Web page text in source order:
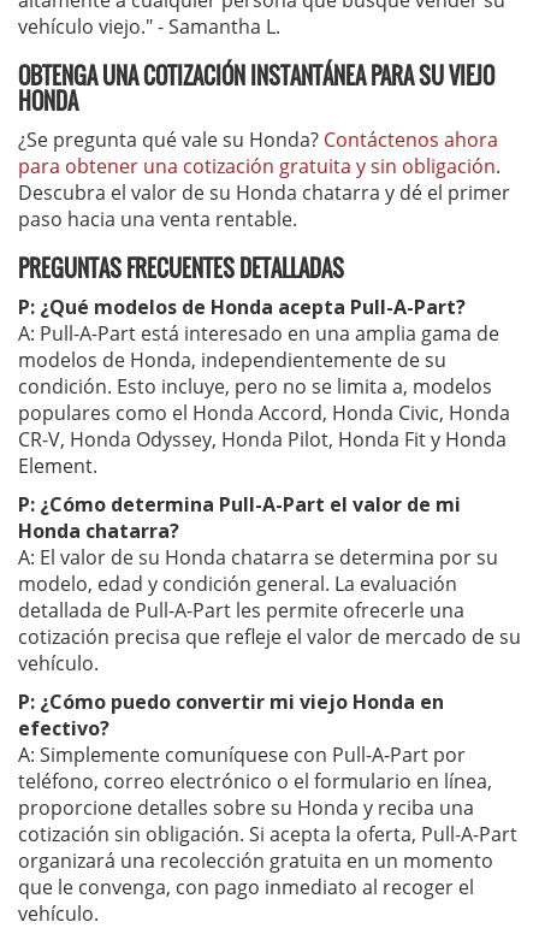
vehículo viejo." - Samantha L.
OBTENGA UNA COTIZACIÓN INSTANTÁNEA PARA SU VIEJO
HONDA
¿Se pregunta qué vale su Honda? Contáctenos ahora
para obtener una cotización gratuita y sin obligación.
Descubra el valor de su Honda chatarra y dé el primer
paso hacia una venta rentable.
PREGUNTAS FRECUENTES DETALLADAS
P: ¿Qué modelos de Honda acepta Pull-A-Part?
A: Pull-A-Part está interesado en una amplia gama de
modelos de Honda, independientemente de su
condición. Esto incluye, pero no se limita a, modelos
populares como el Honda Accord, Honda Civic, Honda
CR-V, Honda Odyssey, Honda Pilot, Honda Fit y Honda
Element.
P: ¿Cómo determina Pull-A-Part el valor de mi
Honda chatarra?
A: El valor de su Honda chatarra se determina por su
modelo, edad y condición general. La evaluación
detallada de Pull-A-Part les permite ofrecerle una
cotización precisa que refleje el valor de mercado de su
vehículo.
P: ¿Cómo puedo convertir mi viejo Honda en
efectivo?
A: Simplemente comuníquese con Pull-A-Part por
teléfono, correo electrónico o el formulario en línea,
proporcione detalles sobre su Honda y reciba una
cotización sin obligación. Si acepta la oferta, Pull-A-Part
organizará una recolección gratuita en un momento
que le convenga, con pago inmediato al recoger el
vehículo.